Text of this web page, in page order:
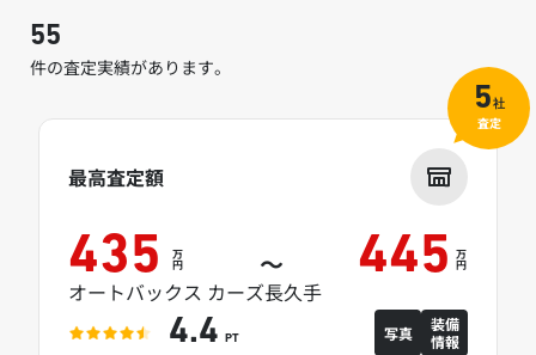
55
件の査定実績があります。
最高査定額
435 万
円 ～ 445 万
円
オートバックス カーズ長久手
4.4 PT 写真
装備
情報
5社
査定